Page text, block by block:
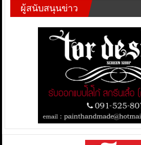
ผู้สนับสนุนข่าว